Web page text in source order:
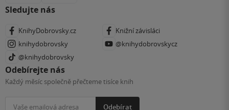
Sledujte nás
KnihyDobrovsky.cz
Knižní závisláci
knihydobrovsky
@knihydobrovskycz
@knihydobrovsky
Odebírejte nás
Každý měsíc společně přečteme tisíce knih
Odebírat